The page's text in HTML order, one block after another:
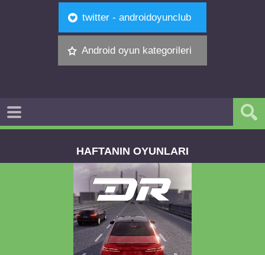
twitter - androidoyunclub
Android oyun kategorileri
HAFTANIN OYUNLARI